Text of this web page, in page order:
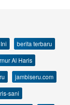
berita terbaru
Al Haris
jambiseru.com
sani